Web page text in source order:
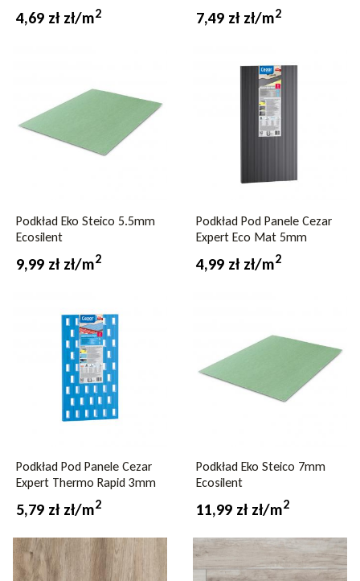
4,69 zł zł/m2 7,49 zł zł/m2
Podkład Eko Steico 5.5mm
Ecosilent
9,99 zł zł/m2
Podkład Pod Panele Cezar
Expert Eco Mat 5mm
4,99 zł zł/m2
Podkład Pod Panele Cezar
Expert Thermo Rapid 3mm
5,79 zł zł/m2
Podkład Eko Steico 7mm
Ecosilent
11,99 zł zł/m2